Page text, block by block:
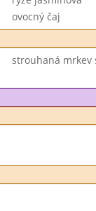
ovocný čaj
strouhaná mrkev